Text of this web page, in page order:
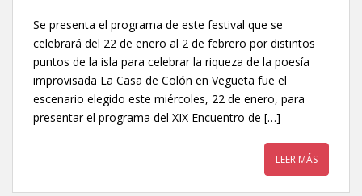
Se presenta el programa de este festival que se
celebrará del 22 de enero al 2 de febrero por distintos
puntos de la isla para celebrar la riqueza de la poesía
improvisada La Casa de Colón en Vegueta fue el
escenario elegido este miércoles, 22 de enero, para
presentar el programa del XIX Encuentro de […]
LEER MÁS